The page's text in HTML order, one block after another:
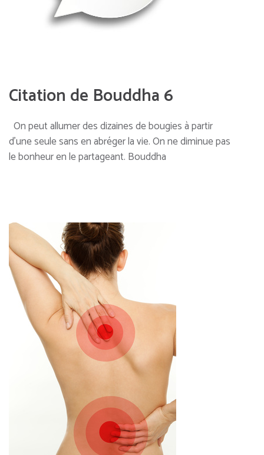
Citation de Bouddha 6
On peut allumer des dizaines de bougies à partir
d’une seule sans en abréger la vie. On ne diminue pas
le bonheur en le partageant. Bouddha